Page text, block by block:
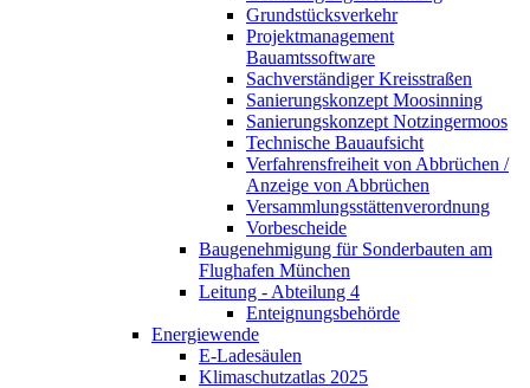
Grundstücksverkehr
Projektmanagement
Bauamtssoftware
Sachverständiger Kreisstraßen
Sanierungskonzept Moosinning
Sanierungskonzept Notzingermoos
Technische Bauaufsicht
Verfahrensfreiheit von Abbrüchen /
Anzeige von Abbrüchen
Versammlungsstättenverordnung
Vorbescheide
Baugenehmigung für Sonderbauten am
Flughafen München
Leitung - Abteilung 4
Enteignungsbehörde
Energiewende
E-Ladesäulen
Klimaschutzatlas 2025